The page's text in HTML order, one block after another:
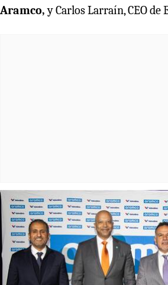
Aramco,y Carlos Larraín, CEO de